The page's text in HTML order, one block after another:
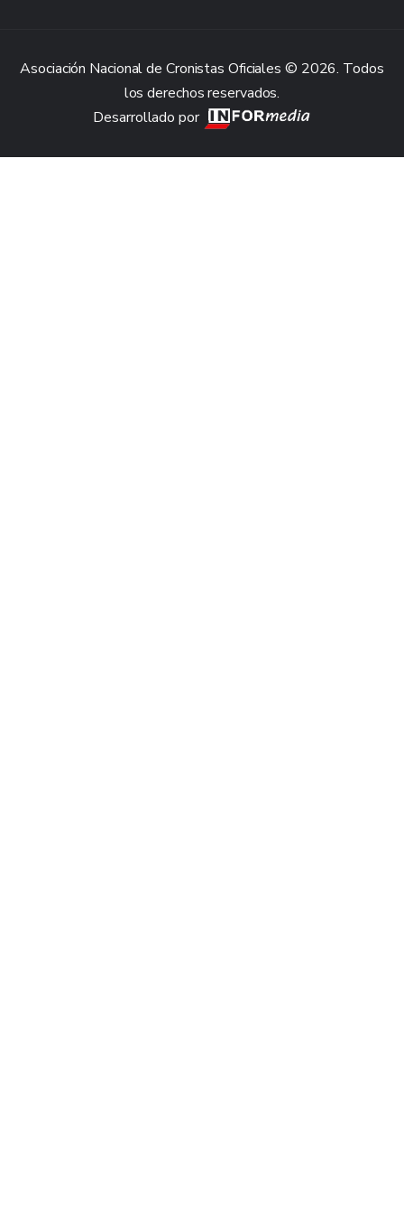
Asociación Nacional de Cronistas Oficiales © 2026. Todos
los derechos reservados.
Desarrollado por